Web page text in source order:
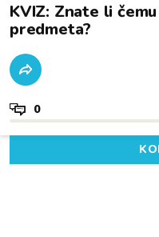
KVIZ: Znate li
predmeta?
0